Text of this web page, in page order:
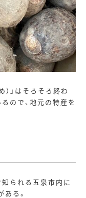
」はそろそろ終わ
ので、地元の特産を
られる五泉市内に
る。